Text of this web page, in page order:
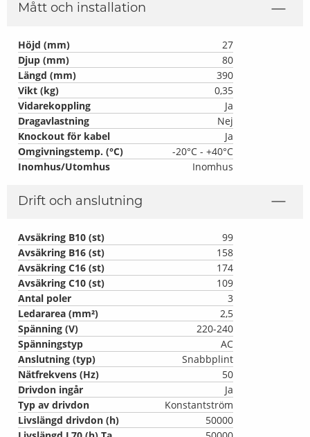
Mått och installation
Höjd (mm)
27
Djup (mm)
80
Längd (mm)
390
Vikt (kg)
0,35
Vidarekoppling
Ja
Dragavlastning
Nej
Knockout för kabel
Ja
Omgivningstemp. (°C)
-20°C - +40°C
Inomhus/Utomhus
Inomhus
Drift och anslutning
Avsäkring B10 (st)
99
Avsäkring B16 (st)
158
Avsäkring C16 (st)
174
Avsäkring C10 (st)
109
Antal poler
3
Ledararea (mm²)
2,5
Spänning (V)
220-240
Spänningstyp
AC
Anslutning (typ)
Snabbplint
Nätfrekvens (Hz)
50
Drivdon ingår
Ja
Typ av drivdon
Konstantström
Livslängd drivdon (h)
50000